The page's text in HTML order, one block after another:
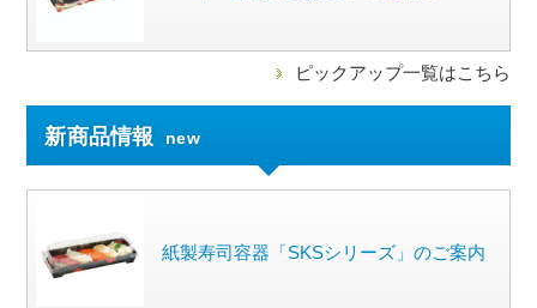
ピックアップ一覧はこちら
新商品情報 new
紙製寿司容器「SKSシリーズ」のご案内